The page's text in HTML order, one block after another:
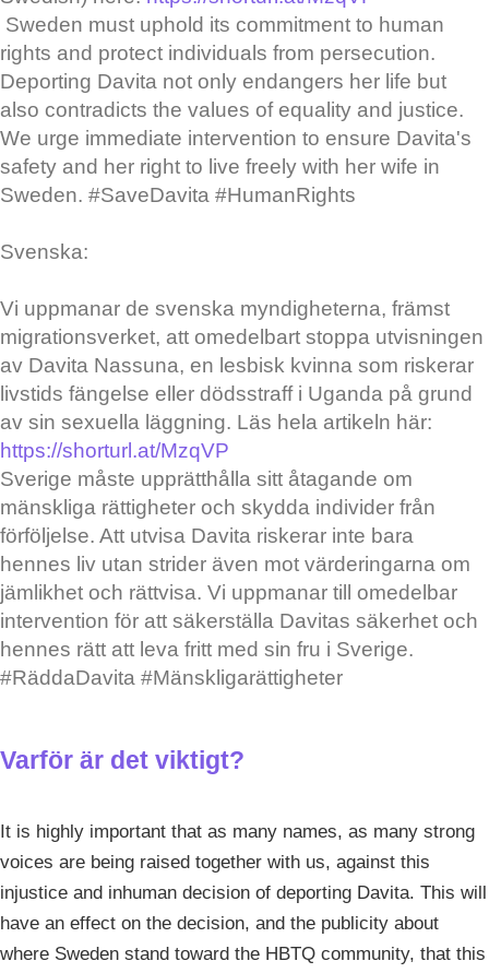
Sweden must uphold its commitment to human
rights and protect individuals from persecution.
Deporting Davita not only endangers her life but
also contradicts the values of equality and justice.
We urge immediate intervention to ensure Davita's
safety and her right to live freely with her wife in
Sweden. #SaveDavita #HumanRights
Svenska:
Vi uppmanar de svenska myndigheterna, främst
migrationsverket, att omedelbart stoppa utvisningen
av Davita Nassuna, en lesbisk kvinna som riskerar
livstids fängelse eller dödsstraff i Uganda på grund
av sin sexuella läggning. Läs hela artikeln här:
https://shorturl.at/MzqVP
Sverige måste upprätthålla sitt åtagande om
mänskliga rättigheter och skydda individer från
förföljelse. Att utvisa Davita riskerar inte bara
hennes liv utan strider även mot värderingarna om
jämlikhet och rättvisa. Vi uppmanar till omedelbar
intervention för att säkerställa Davitas säkerhet och
hennes rätt att leva fritt med sin fru i Sverige.
#RäddaDavita #Mänskligarättigheter
Varför är det viktigt?
It is highly important that as many names, as many strong
voices are being raised together with us, against this
injustice and inhuman decision of deporting Davita. This will
have an effect on the decision, and the publicity about
where Sweden stand toward the HBTQ community, that this